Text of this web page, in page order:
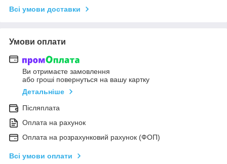
Всі умови доставки
Умови оплати
Ви отримаєте замовлення
або гроші повернуться на вашу картку
Детальніше
Післяплата
Оплата на рахунок
Оплата на розрахунковий рахунок (ФОП)
Всі умови оплати